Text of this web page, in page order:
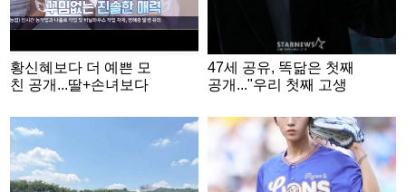
황신혜보다 더 예쁜 모
친 공개...딸+손녀보다
47세 공유, 똑닮은 첫째
공개..."우리 첫째 고생